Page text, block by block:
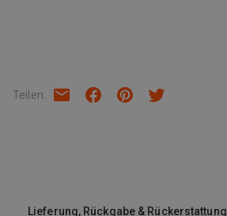
Teilen:
Lieferung, Rückgabe & Rückerstattung